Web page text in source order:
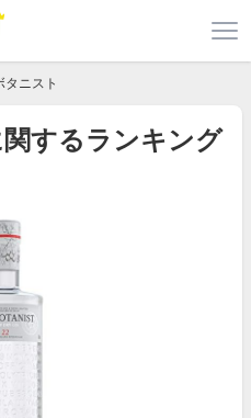
タニスト
するランキング